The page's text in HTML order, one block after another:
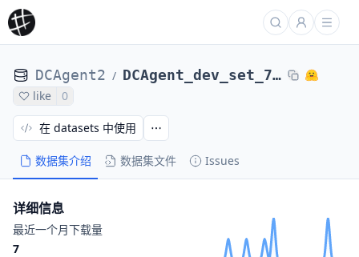
DCAgent2 / DCAgent_dev_set_71_tasks_laion_glm46-Magicoder-Evol-Instruct-110K-sandboxes-1-tf1bf6109
like 0
数据集介绍 数据集文件 Issues
在 datasets 中使用
详细信息
最近一个月下载量
7